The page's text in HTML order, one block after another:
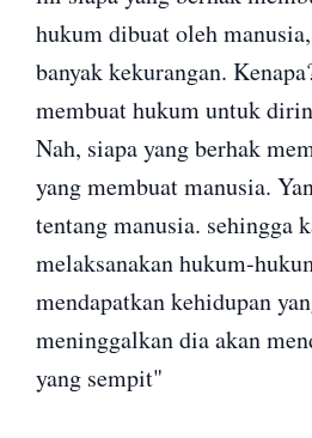
hukum dibuat oleh
banyak kekurangan.
membuat hukum untuk
Nah, siapa yang berhak
yang membuat manusia.
tentang manusia. sehingga
melaksanakan hukum-
mendapatkan kehidupan
meninggalkan dia akan
yang sempit"